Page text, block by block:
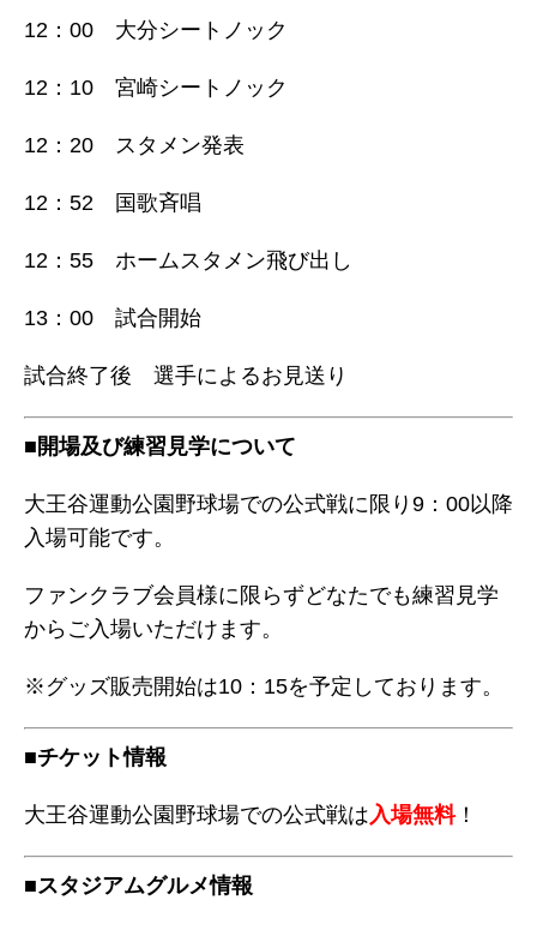
12：00 大分シートノック
12：10 宮崎シートノック
12：20 スタメン発表
12：52 国歌斉唱
12：55 ホームスタメン飛び出し
13：00 試合開始
試合終了後 選手によるお見送り
■開場及び練習見学について
大王谷運動公園野球場での公式戦に限り9：00以降
入場可能です。
ファンクラブ会員様に限らずどなたでも練習見学
からご入場いただけます。
※グッズ販売開始は10：15を予定しております。
■チケット情報
大王谷運動公園野球場での公式戦は入場無料！
■スタジアムグルメ情報